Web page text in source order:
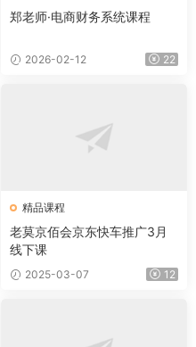
郑老师·电商财务系统课程
2026-02-12 22
精品课程
老莫京佰会京东快车推广3月
线下课
2025-03-07 12